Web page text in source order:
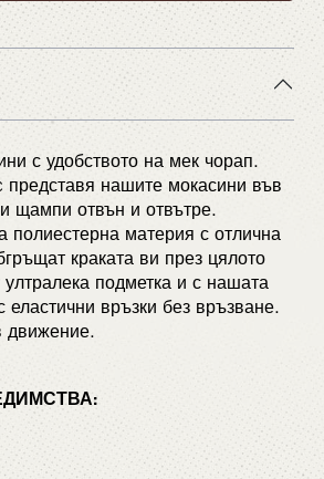
с удобството на мек чорап.
представя нашите мокасини във
щампи отвън и отвътре.
полиестерна материя с отлична
краката ви през цялото
подметка и с нашата
връзки без връзване.
движение.